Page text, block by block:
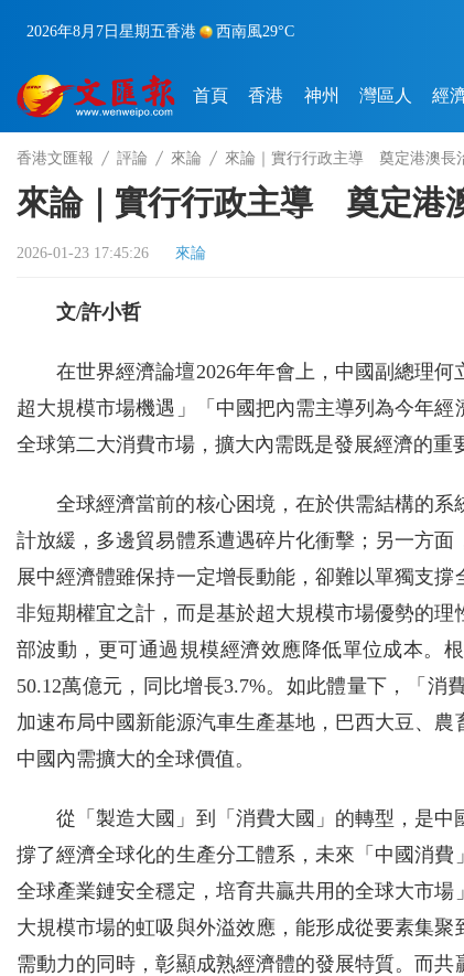
2026年8月7日 星期五香港 西南風29°C
首頁 香港 神州 灣區人 經
香港文匯報 評論 來論 來論｜實行行政主導 奠定港澳長
來論｜實行行政主導 奠定港
2026-01-23 17:45:26 來論
文/許小哲
在世界經濟論壇2026年年會上，中國副總理
超大規模市場機遇」「中國把內需主導列為今年
全球第二大消費市場，擴大內需既是發展經濟的重
全球經濟當前的核心困境，在於供需結構的
計放緩，多邊貿易體系遭遇碎片化衝擊；另一方
展中經濟體雖保持一定增長動能，卻難以單獨支
非短期權宜之計，而是基於超大規模市場優勢的
部波動，更可通過規模經濟效應降低單位成本。
50.12萬億元，同比增長3.7%。如此體量下，「
加速布局中國新能源汽車生產基地，巴西大豆、
中國內需擴大的全球價值。
從「製造大國」到「消費大國」的轉型，是
撐了經濟全球化的生產分工體系，未來「中國消
全球產業鏈安全穩定，培育共贏共用的全球大市
大規模市場的虹吸與外溢效應，能形成從要素集
需動力的同時，彰顯成熟經濟體的發展特質。而